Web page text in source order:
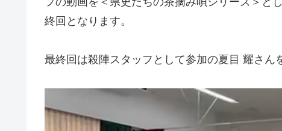
終回となります。
最終回は殺陣スタッフとして参加の夏目 耀さん